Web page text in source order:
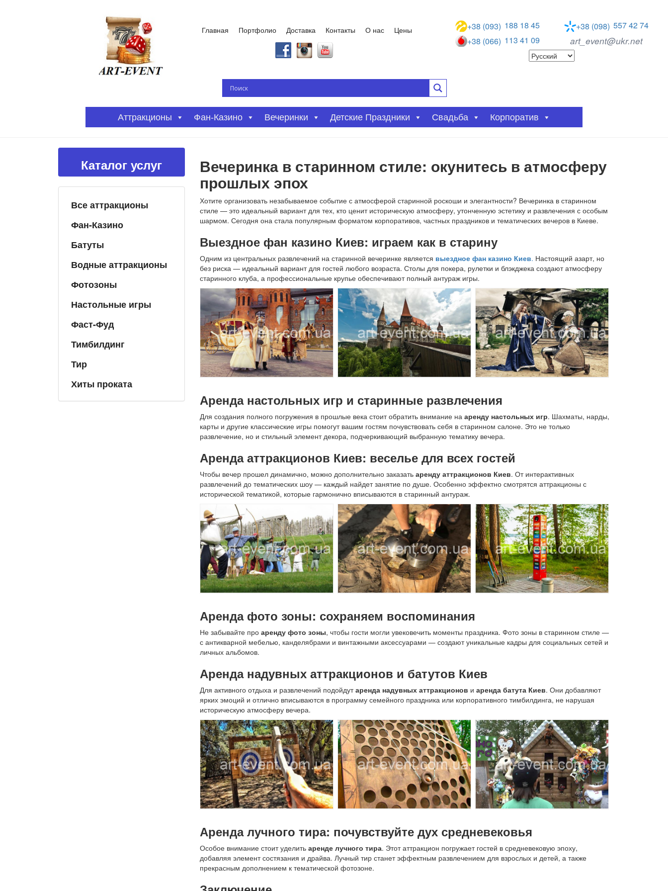
Главная Портфолио Доставка Контакты О нас Цены +38 (093) 188 18 45 +38 (098) 557 42 74
+38 (066) 113 41 09 art_event@ukr.net
Аттракционы Фан-Казино Вечеринки Детские Праздники Свадьба Корпоратив
Каталог услуг
Все аттракционы
Фан-Казино
Батуты
Водные аттракционы
Фотозоны
Настольные игры
Фаст-Фуд
Тимбилдинг
Тир
Хиты проката
Вечеринка в старинном стиле: окунитесь в атмосферу
прошлых эпох
Хотите организовать незабываемое событие с атмосферой старинной роскоши и элегантности? Вечеринка в старинном
стиле — это идеальный вариант для тех, кто ценит историческую атмосферу, утонченную эстетику и развлечения с особым
шармом. Сегодня она стала популярным форматом корпоративов, частных праздников и тематических вечеров в Киеве.
Выездное фан казино Киев: играем как в старину
Одним из центральных развлечений на старинной вечеринке является выездное фан казино Киев. Настоящий азарт, но
без риска — идеальный вариант для гостей любого возраста. Столы для покера, рулетки и блэкджека создают атмосферу
старинного клуба, а профессиональные крупье обеспечивают полный антураж игры.
Аренда настольных игр и старинные развлечения
Для создания полного погружения в прошлые века стоит обратить внимание на аренду настольных игр. Шахматы, нарды,
карты и другие классические игры помогут вашим гостям почувствовать себя в старинном салоне. Это не только
развлечение, но и стильный элемент декора, подчеркивающий выбранную тематику вечера.
Аренда аттракционов Киев: веселье для всех гостей
Чтобы вечер прошел динамично, можно дополнительно заказать аренду аттракционов Киев. От интерактивных
развлечений до тематических шоу — каждый найдет занятие по душе. Особенно эффектно смотрятся аттракционы с
исторической тематикой, которые гармонично вписываются в старинный антураж.
Аренда фото зоны: сохраняем воспоминания
Не забывайте про аренду фото зоны, чтобы гости могли увековечить моменты праздника. Фото зоны в старинном стиле —
с антикварной мебелью, канделябрами и винтажными аксессуарами — создают уникальные кадры для социальных сетей и
личных альбомов.
Аренда надувных аттракционов и батутов Киев
Для активного отдыха и развлечений подойдутаренда надувных аттракционов и аренда батута Киев. Они добавляют
ярких эмоций и отлично вписываются в программу семейного праздника или корпоративного тимбилдинга, не нарушая
историческую атмосферу вечера.
Аренда лучного тира: почувствуйте дух средневековья
Особое внимание стоит уделить аренде лучного тира. Этот аттракцион погружает гостей в средневековую эпоху,
добавляя элемент состязания и драйва. Лучный тир станет эффектным развлечением для взрослых и детей, а также
прекрасным дополнением к тематической фотозоне.